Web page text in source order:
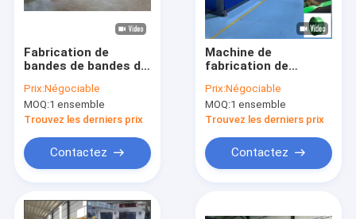
À propos de nous
Nous contacter
Nouvelles
Fabrication de
bandes de bandes de
Prix:Négociable
MOQ:1 ensemble
Trouvez les derniers prix
Contactez
Machine de
fabrication de
PET à vis unique 3
pièces
Prix:Négociable
MOQ:1 ensemble
Trouvez les derniers prix
Contactez